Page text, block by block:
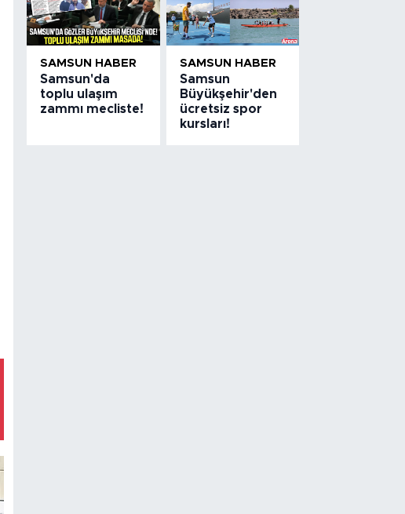
SAMSUN HABER
Samsun'da
toplu ulaşım
zammı mecliste!
SAMSUN HABER
Samsun
Büyükşehir'den
ücretsiz spor
kursları!